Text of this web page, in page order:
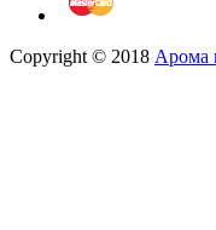
Copyright © 2018 Арома